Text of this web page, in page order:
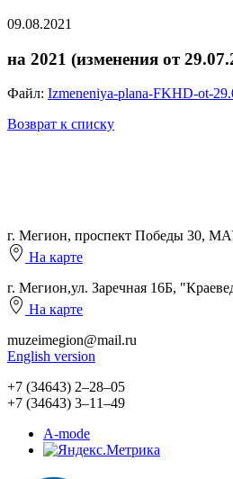
09.08.2021
на 2021 (изменения от
Файл: Izmeneniya-plana-FKHD-ot-
Возврат к списку
г. Мегион, проспект Победы 30,
На карте
г. Мегион,ул. Заречная 16Б,
На карте
muzeimegion@mail.ru
English version
+7 (34643) 2‒28‒05
+7 (34643) 3‒11‒49
A-mode